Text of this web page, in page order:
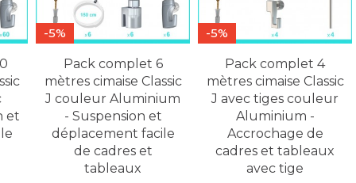
et
-5%
Pack complet 6
mètres cimaise Classic
J couleur Aluminium
- Suspension et
déplacement facile
de cadres et
tableaux
-5%
Pack complet 4
mètres cimaise Classic
J avec tiges couleur
Aluminium -
Accrochage de
cadres et tableaux
avec tige